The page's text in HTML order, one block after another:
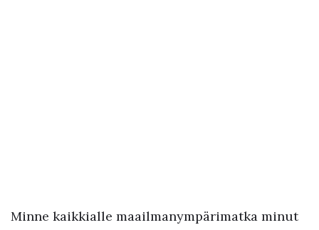
Minne kaikkialle maailmanympärimatka minut